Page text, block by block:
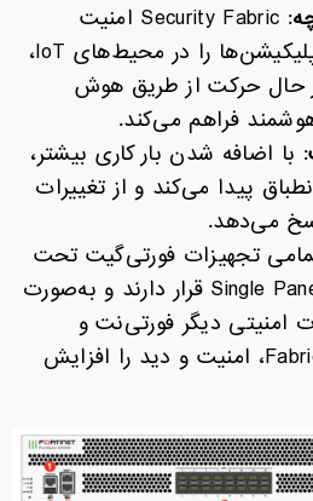
: Security Fabric امنیت
داده‌ها، کاربران و اپلیکیشن‌ها را در محیط‌های IoT،
حال حرکت از طریق هوش
فراهم می‌کند.
: با اضافه شدن بار کاری بیشتر،
پیدا می‌کند و از تغییرات
می‌دهد.
تجهیزات فورتی‌گیت تحت
مدیریت Single Pane of Glass قرار دارند و به‌صورت
امنیتی دیگر فورتی‌نت و
راهکارهای شرکای Fabric، امنیت و دید را افزایش